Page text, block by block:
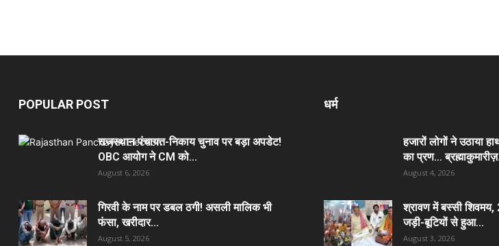
POPULAR POST
राजस्थान पंचायत-निकाय चुनाव पर बड़ा अपडेट!
OBC आयोग ने CM को...
August 6, 2026
गिरवी के नाम पर डबल ठगी! असली मालिक भी
फंसा, खरीदार...
August 5, 2026
धर्म
हजारों लोगों ने उठाया
का प्रण…
August 4, 2026
श्रावण में बस्सी शिवमय,
जड़ी-बूटियों से हुआ...
August 3, 2026